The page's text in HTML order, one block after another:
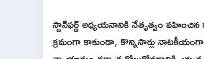
స్టాన్‌ఫర్డ్ అధ్యయనానికి నేతృత్వం
క్రమంగా కాకుండా, కొన్నిసార్లు